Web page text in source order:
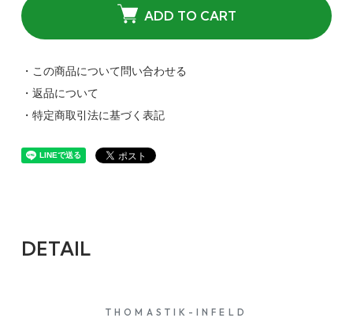
ADD TO CART
・この商品について問い合わせる
・返品について
・特定商取引法に基づく表記
DETAIL
THOMASTIK-INFELD